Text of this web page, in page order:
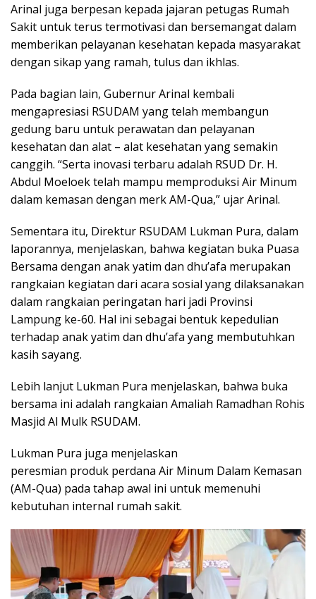
Arinal juga berpesan kepada jajaran petugas Rumah
Sakit untuk terus termotivasi dan bersemangat dalam
memberikan pelayanan kesehatan kepada masyarakat
dengan sikap yang ramah, tulus dan ikhlas.
Pada bagian lain, Gubernur Arinal kembali
mengapresiasi RSUDAM yang telah membangun
gedung baru untuk perawatan dan pelayanan
kesehatan dan alat – alat kesehatan yang semakin
canggih. “Serta inovasi terbaru adalah RSUD Dr. H.
Abdul Moeloek telah mampu memproduksi Air Minum
dalam kemasan dengan merk AM-Qua,” ujar Arinal.
Sementara itu, Direktur RSUDAM Lukman Pura, dalam
laporannya, menjelaskan, bahwa kegiatan buka Puasa
Bersama dengan anak yatim dan dhu’afa merupakan
rangkaian kegiatan dari acara sosial yang dilaksanakan
dalam rangkaian peringatan hari jadi Provinsi
Lampung ke-60. Hal ini sebagai bentuk kepedulian
terhadap anak yatim dan dhu’afa yang membutuhkan
kasih sayang.
Lebih lanjut Lukman Pura menjelaskan, bahwa buka
bersama ini adalah rangkaian Amaliah Ramadhan Rohis
Masjid Al Mulk RSUDAM.
Lukman Pura juga menjelaskan
peresmian produk perdana Air Minum Dalam Kemasan
(AM-Qua) pada tahap awal ini untuk memenuhi
kebutuhan internal rumah sakit.